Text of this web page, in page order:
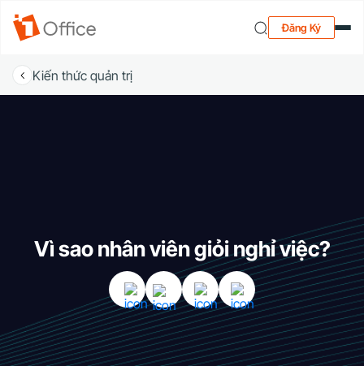
Đăng Ký
Kiến thức quản trị
Vì sao nhân viên giỏi nghỉ việc?